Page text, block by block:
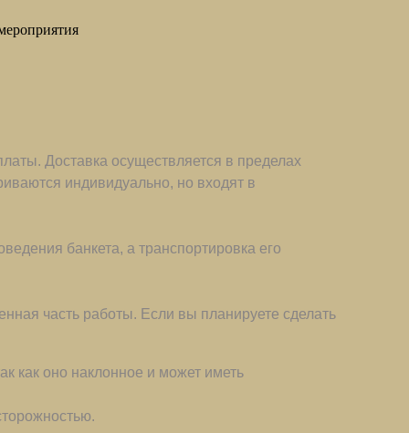
Доставка осуществляется в пределах
индивидуально, но входят в
банкета, а транспортировка его
часть работы. Если вы планируете сделать
как оно наклонное и может иметь